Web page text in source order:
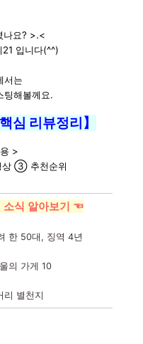
나요? >.<
입니다(^^)
서는
팅해볼께요.
심 리뷰정리】
>
③ 추천순위
소식 알아보기 ☜
한 50대, 징역 4년
의 가게 10
리 별천지